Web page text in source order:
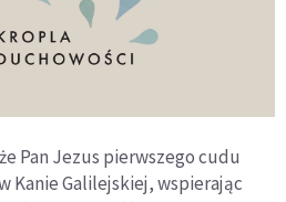
Pan Jezus pierwszego cudu
Kanie Galilejskiej, wspierając